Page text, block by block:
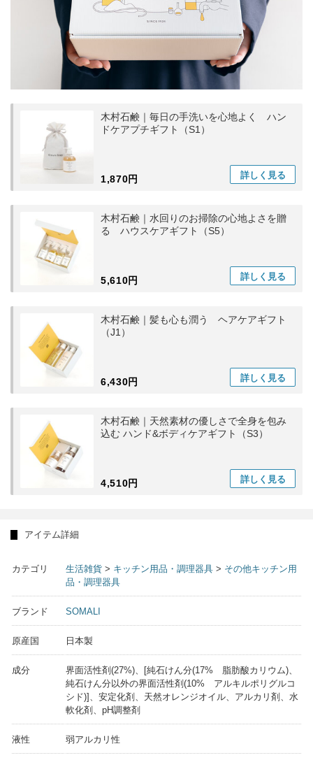
木村石鹸｜毎日の手洗いを心地よく ハン
ドケアプチギフト（S1）
1,870円 詳しく 見る
木村石鹸｜水回りのお掃除の心地よさを贈
る ハウスケアギフト（S5）
5,610円 詳しく 見る
木村石鹸｜髪も心も潤う ヘアケアギフト
（J1）
6,430円 詳しく 見る
木村石鹸｜天然素材の優しさで全身を包み
込む ハンド&ボディケアギフト（S3）
4,510円 詳しく 見る
アイテム詳細
カテゴリ 生活雑貨 > キッチン用品・調理器具 > その他キッチン用
品・調理器具
ブランド SOMALI
原産国 日本製
成分
界面活性剤(27%)、[純石けん分(17% 脂肪酸カリウム)、
純石けん分以外の界面活性剤(10% アルキルポリグルコ
シド)]、安定化剤、天然オレンジオイル、アルカリ剤、水
軟化剤、pH調整剤
液性 弱アルカリ性